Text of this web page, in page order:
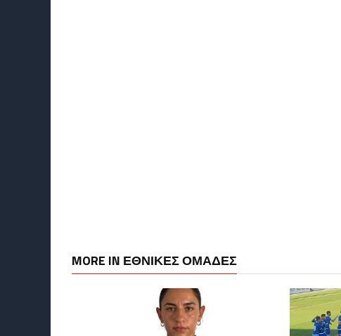
MORE IN ΕΘΝΙΚΕΣ ΟΜΑΔΕΣ